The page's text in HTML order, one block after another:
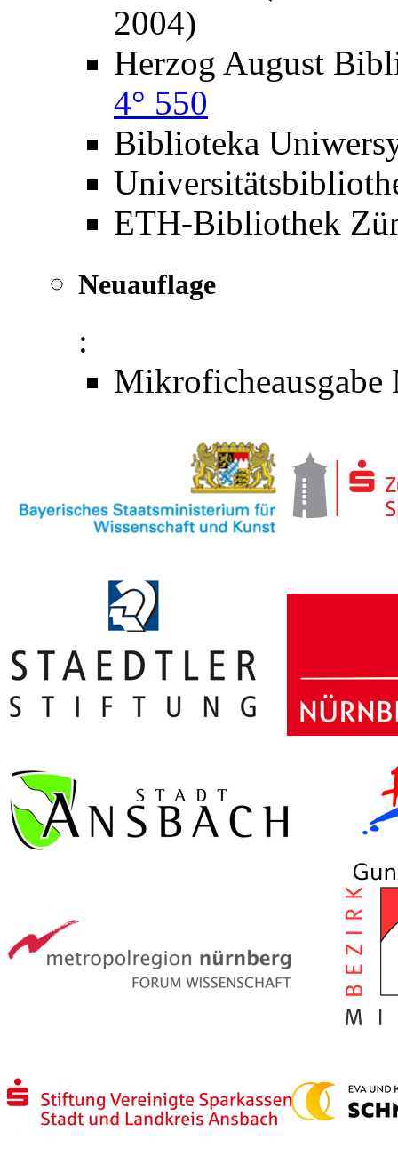
2004)
Herzog August
4° 550
Biblioteka
ETH-Bibliothek
Neuauflage
:
Mikroficheausgabe